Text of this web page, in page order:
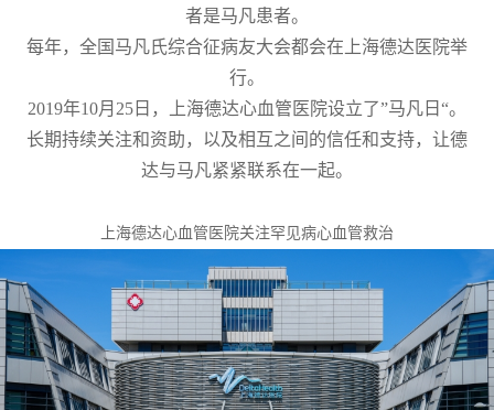
者是马凡患者。
每年，全国马凡氏综合征病友大会都会在上海德达医院举
行。
2019年10月25日，上海德达心血管医院设立了”马凡日“。
长期持续关注和资助，以及相互之间的信任和支持，让德
达与马凡紧紧联系在一起。
上海德达心血管医院关注罕见病心血管救治